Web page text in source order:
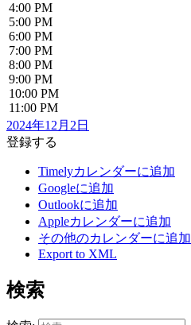
4:00 PM
5:00 PM
6:00 PM
7:00 PM
8:00 PM
9:00 PM
10:00 PM
11:00 PM
2024年12月2日
登録する
Timelyカレンダーに追加
Googleに追加
Outlookに追加
Appleカレンダーに追加
その他のカレンダーに追加
Export to XML
検索